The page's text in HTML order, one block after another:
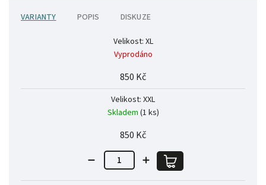
VARIANTY POPIS DISKUZE
Velikost: XL
Vyprodáno
850 Kč
Velikost: XXL
Skladem (1 ks)
850 Kč